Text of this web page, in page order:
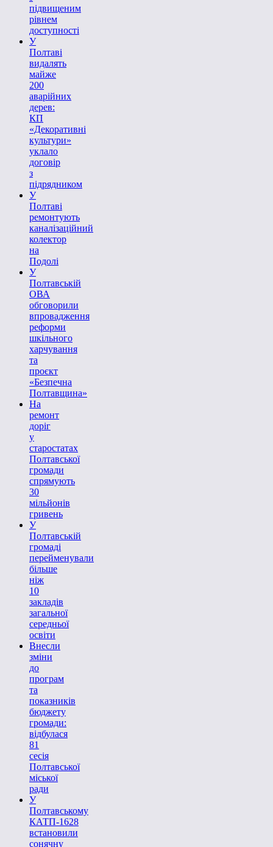
підвищеним
рівнем
доступності
У
Полтаві
видалять
майже
200
аварійних
дерев:
КП
«Декоративні
культури»
уклало
договір
з
підрядником
У
Полтаві
ремонтують
каналізаційний
колектор
на
Подолі
У
Полтавській
ОВА
обговорили
впровадження
реформи
шкільного
харчування
та
проєкт
«Безпечна
Полтавщина»
На
ремонт
доріг
у
старостатах
Полтавської
громади
спрямують
30
мільйонів
гривень
У
Полтавській
громаді
перейменували
більше
ніж
10
закладів
загальної
середньої
освіти
Внесли
зміни
до
програм
та
показників
бюджету
громади:
відбулася
81
сесія
Полтавської
міської
ради
У
Полтавському
КАТП-1628
встановили
сонячну